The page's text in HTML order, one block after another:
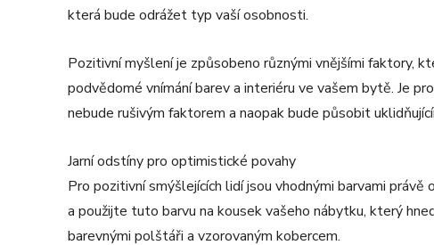
která bude odrážet typ vaší osobnosti.
Pozitivní myšlení je způsobeno různými vnějšími faktory,
podvědomé vnímání barev a interiéru ve vašem bytě. Je
nebude rušivým faktorem a naopak bude působit
Jarní odstíny pro optimistické povahy
Pro pozitivní smýšlejících lidí jsou vhodnými barvami
a použijte tuto barvu na kousek vašeho nábytku, který
barevnými polštáři a vzorovaným kobercem.